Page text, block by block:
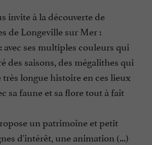
invite à la découverte de
de Longeville sur Mer :
avec ses multiples couleurs qui
des saisons, des mégalithes qui
longue histoire en ces lieux
sa faune et sa flore tout à fait
un patrimoine et petit
d'intérêt, une animation (...)